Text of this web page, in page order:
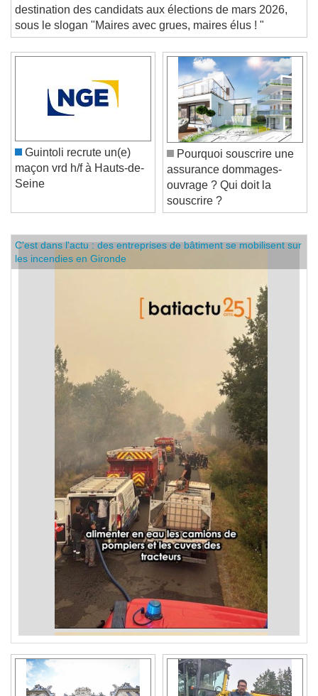
bâtiment a dévoilé une trentaine de propositions à
destination des candidats aux élections de mars 2026,
sous le slogan "Maires avec grues, maires élus ! "
Guintoli recrute un(e)
maçon vrd h/f à Hauts-de-
Pourquoi souscrire une
assurance dommages-
ouvrage ? Qui doit la
souscrire ?
C'est dans l'actu : des entreprises de bâtiment se mobilisent sur
les incendies en Gironde